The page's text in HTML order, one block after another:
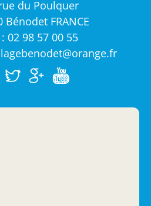
du Poulquer
Bénodet FRANCE
02 98 57 00 55